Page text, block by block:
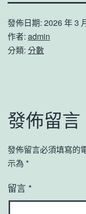
發佈日期: 2026 年 3
作者: admin
分類: 分數
發佈留言
發佈留言必須填寫的
示為 *
留言 *